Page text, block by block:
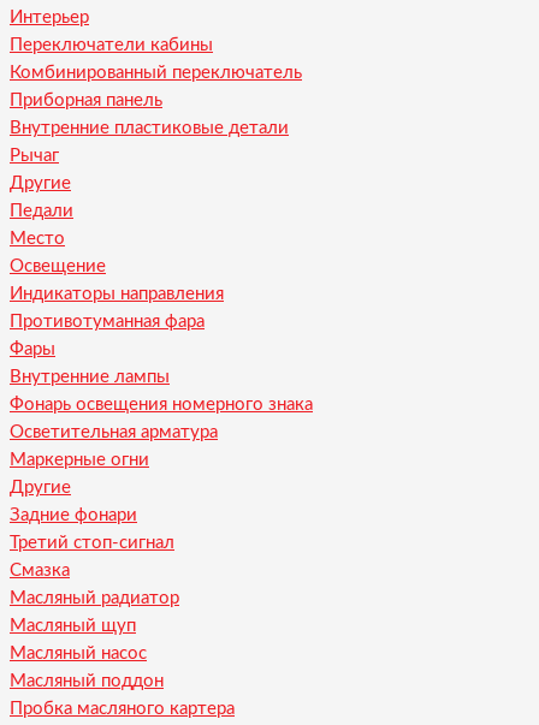
Интерьер
Переключатели кабины
Комбинированный переключатель
Приборная панель
Внутренние пластиковые детали
Рычаг
Другие
Педали
Место
Освещение
Индикаторы направления
Противотуманная фара
Фары
Внутренние лампы
Фонарь освещения номерного знака
Осветительная арматура
Маркерные огни
Другие
Задние фонари
Третий стоп-сигнал
Смазка
Масляный радиатор
Масляный щуп
Масляный насос
Масляный поддон
Пробка масляного картера